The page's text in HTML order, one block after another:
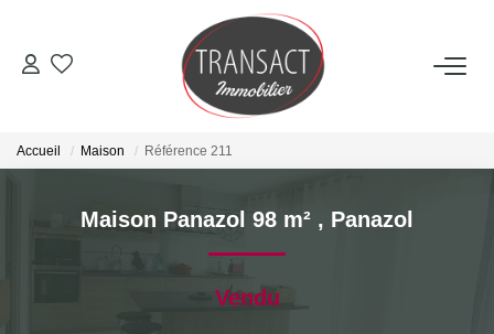
ACCUEIL
ESTIMER
Accueil Maison Référence 211
Maison Panazol 98 m² , Panazol
Vendu